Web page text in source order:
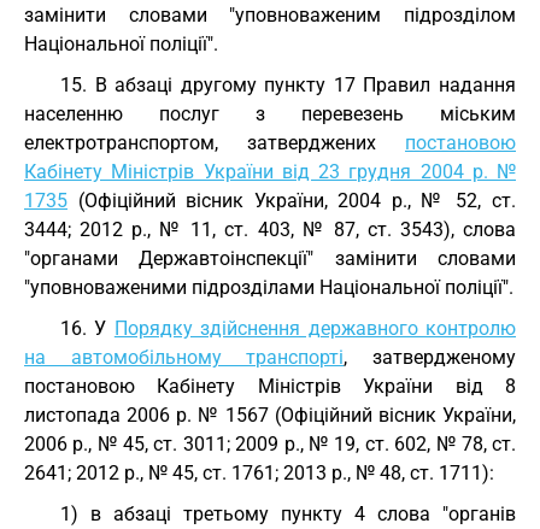
замінити словами "уповноваженим підрозділом
Національної поліції".
15. В абзаці другому пункту 17 Правил надання
населенню послуг з перевезень міським
електротранспортом, затверджених постановою
Кабінету Міністрів України від 23 грудня 2004 р. №
1735 (Офіційний вісник України, 2004 р., № 52, ст.
3444; 2012 р., № 11, ст. 403, № 87, ст. 3543), слова
"органами Державтоінспекції" замінити словами
"уповноваженими підрозділами Національної поліції".
16. У Порядку здійснення державного контролю
на автомобільному транспорті, затвердженому
постановою Кабінету Міністрів України від 8
листопада 2006 р. № 1567 (Офіційний вісник України,
2006 р., № 45, ст. 3011; 2009 р., № 19, ст. 602, № 78, ст.
2641; 2012 р., № 45, ст. 1761; 2013 р., № 48, ст. 1711):
1) в абзаці третьому пункту 4 слова "органів